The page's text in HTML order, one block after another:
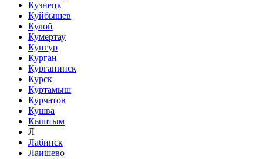
Кузнецк
Куйбышев
Кулой
Кумертау
Кунгур
Курган
Курганинск
Курск
Куртамыш
Курчатов
Кушва
Кыштым
Л
Лабинск
Лаишево